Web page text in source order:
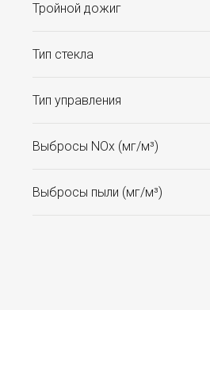
Тройной дожиг
Тип стекла
Тип управления
Выбросы NOx (мг/м³)
Выбросы пыли (мг/м³)